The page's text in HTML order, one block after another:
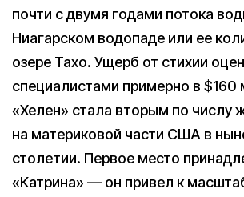
почти с двумя годами потока
Ниагарском водопаде или ее
озере Тахо. Ущерб от стихии
специалистами примерно в $160
«Хелен» стала вторым по числу
на материковой части США в
столетии. Первое место
«Катрина» — он привел к